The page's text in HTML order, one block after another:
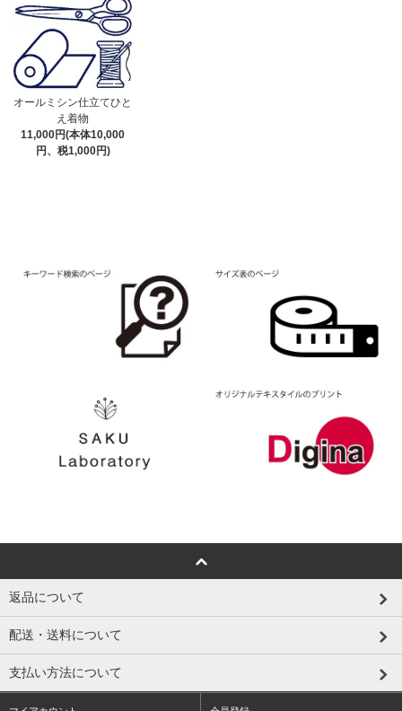
オールミシン仕立てひと
え着物
11,000円(本体10,000
円、税1,000円)
返品について
配送・送料について
支払い方法について